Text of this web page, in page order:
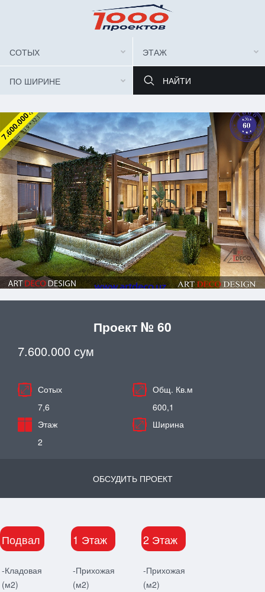
СОТЫХ ЭТАЖ
ПО ШИРИНЕ
Проект № 60
7.600.000 сум
Сотых
7,6
Общ. Кв.м
600,1
Этаж
2
Ширина
ОБСУДИТЬ ПРОЕКТ
Подвал
-Кладовая
(м2)
1 Этаж
-Прихожая
(м2)
2 Этаж
-Прихожая
(м2)